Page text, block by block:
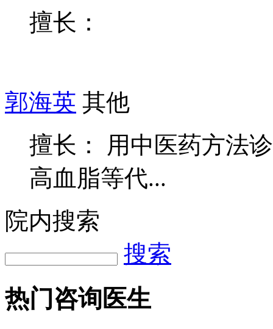
擅长：
郭海英 其他
擅长： 用中医药方法
高血脂等代...
院内搜索
搜索
热门咨询医生